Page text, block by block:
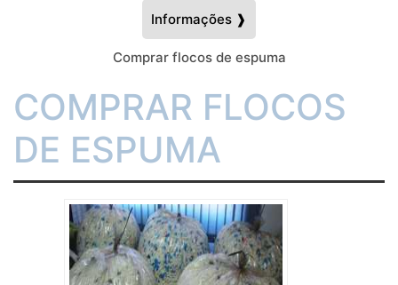
Informações ❱
Comprar flocos de espuma
COMPRAR FLOCOS
DE ESPUMA